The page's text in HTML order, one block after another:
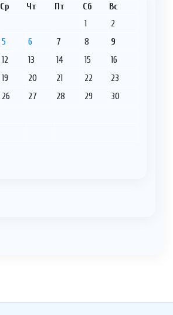
Ср Чт Пт Сб Вс
1
2
5 6 7 8
9
12 13 14 15
16
19 20 21 22
23
26 27 28 29
30